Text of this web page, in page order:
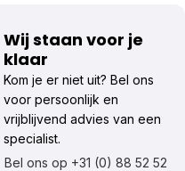
Wij staan voor je
klaar
Kom je er niet uit? Bel ons
voor persoonlijk en
vrijblijvend advies van een
specialist.
Bel ons op +31 (0) 88 52 52